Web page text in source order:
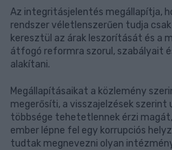
Az integritásjelentés megállapítja,
rendszer véletlenszerűen tudja
keresztül az árak leszorítását és a
átfogó reformra szorul, szabályait
alakítani.
Megállapításaikat a közlemény
megerősíti, a visszajelzések
többsége tehetetlennek érzi
ember lépne fel egy korrupciós
tudtak megnevezni olyan